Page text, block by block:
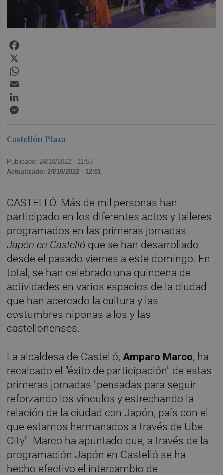
Castellón Plaza
Publicado: 24/10/2022 · 11:53
Actualizado: 24/10/2022 · 12:01
CASTELLÓ. Más de mil personas han
participado en los diferentes actos y talleres
programados en las primeras jornadas
Japón en Castelló que se han desarrollado
desde el pasado viernes a este domingo. En
total, se han celebrado una quincena de
actividades en varios espacios de la ciudad
que han acercado la cultura y las
costumbres niponas a los y las
castellonenses.
La alcaldesa de Castelló, Amparo Marco, ha
recalcado el "éxito de participación" de estas
primeras jornadas "pensadas para seguir
reforzando los vínculos y estrechando la
relación de la ciudad con Japón, país con el
que estamos hermanados a través de Ube
City". Marco ha apuntado que, a través de la
programación Japón en Castelló se ha
hecho efectivo el intercambio de